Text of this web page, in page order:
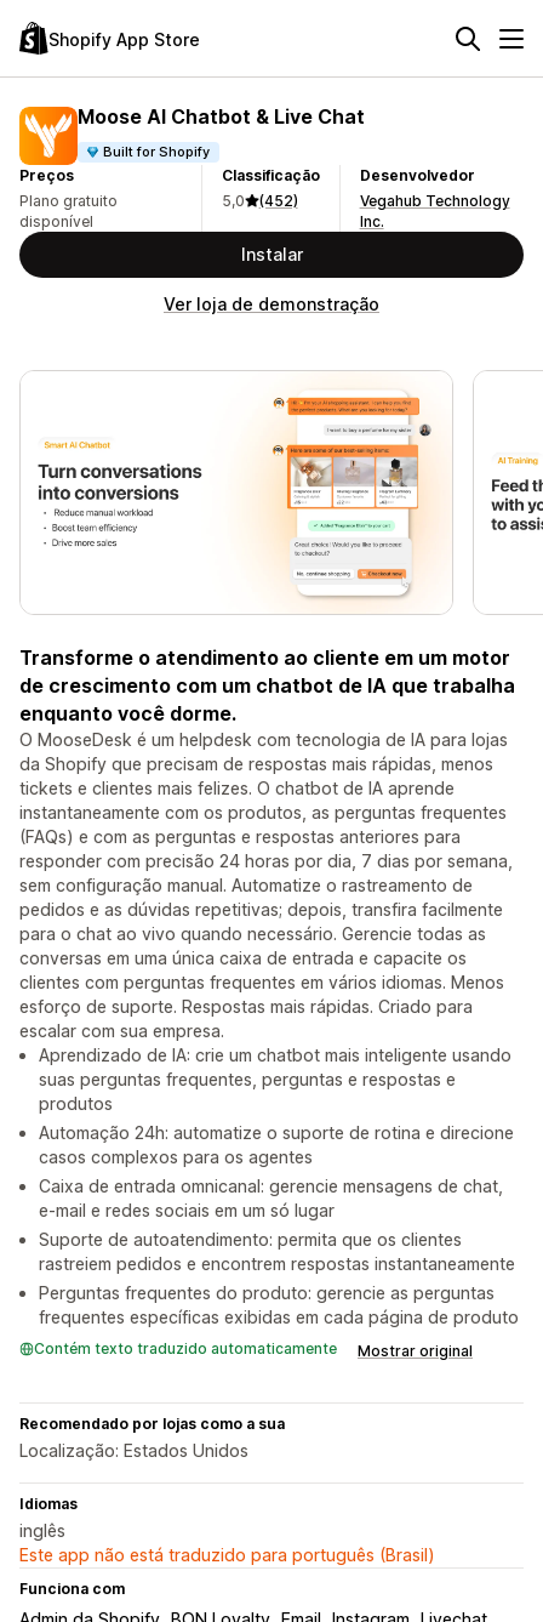
Shopify App Store
Moose AI Chatbot & Live Chat
Built for Shopify
Preços
Plano gratuito
disponível
Classificação
5,0
(452)
Desenvolvedor
Vegahub Technology
Inc.
Instalar
Ver loja de demonstração
Transforme o atendimento ao cliente em um motor
de crescimento com um chatbot de IA que trabalha
enquanto você dorme.
O MooseDesk é um helpdesk com tecnologia de IA para lojas
da Shopify que precisam de respostas mais rápidas, menos
tickets e clientes mais felizes. O chatbot de IA aprende
instantaneamente com os produtos, as perguntas frequentes
(FAQs) e com as perguntas e respostas anteriores para
responder com precisão 24 horas por dia, 7 dias por semana,
sem configuração manual. Automatize o rastreamento de
pedidos e as dúvidas repetitivas; depois, transfira facilmente
para o chat ao vivo quando necessário. Gerencie todas as
conversas em uma única caixa de entrada e capacite os
clientes com perguntas frequentes em vários idiomas. Menos
esforço de suporte. Respostas mais rápidas. Criado para
escalar com sua empresa.
Aprendizado de IA: crie um chatbot mais inteligente usando
suas perguntas frequentes, perguntas e respostas e
produtos
Automação 24h: automatize o suporte de rotina e direcione
casos complexos para os agentes
Caixa de entrada omnicanal: gerencie mensagens de chat,
e-mail e redes sociais em um só lugar
Suporte de autoatendimento: permita que os clientes
rastreiem pedidos e encontrem respostas instantaneamente
Perguntas frequentes do produto: gerencie as perguntas
frequentes específicas exibidas em cada página de produto
Contém texto traduzido automaticamente Mostrar original
Recomendado por lojas como a sua
Localização: Estados Unidos
Idiomas
inglês
Este app não está traduzido para português (Brasil)
Funciona com